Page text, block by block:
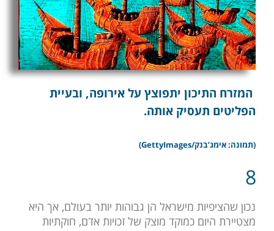
המזרח התיכון יתפוצץ על אירופה, ובעיית
הפליטים תעסיק אותה.
(תמונה: אימג’בנק/GettyImages)
8
נכון שהציפיות מישראל הן גבוהות יותר בעולם, אך היא
מצטיירת היום כמוקד מוצק של זכויות אדם, חוקתיות